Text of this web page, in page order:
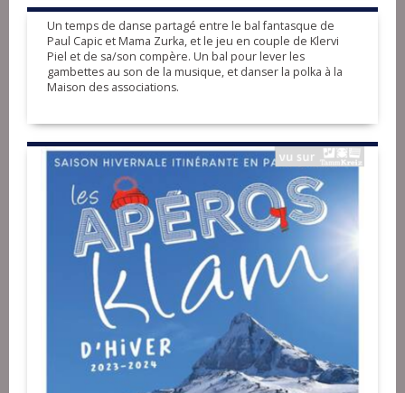
Un temps de danse partagé entre le bal fantasque de
Paul Capic et Mama Zurka, et le jeu en couple de Klervi
Piel et de sa/son compère. Un bal pour lever les
gambettes au son de la musique, et danser la polka à la
Maison des associations.